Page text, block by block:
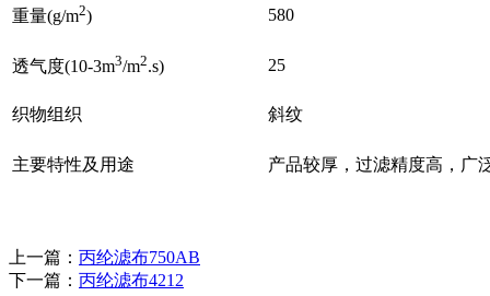
重量(g/m2) 580
透气度(10-3m3/m2.s) 25
织物组织 斜纹
主要特性及用途 产品较厚，过滤精度高，
上一篇： 丙纶滤布750AB
下一篇： 丙纶滤布4212